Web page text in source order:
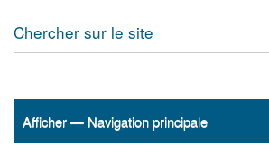
Chercher sur le site
Navigation
Afficher — Navigation principale